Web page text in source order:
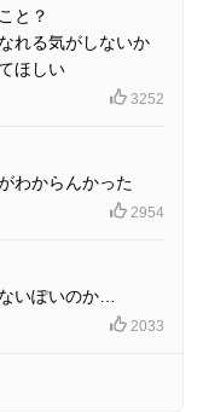
と？
れる気がしないか
ほしい
3252
わからんかった
2954
いぽいのか…
2033